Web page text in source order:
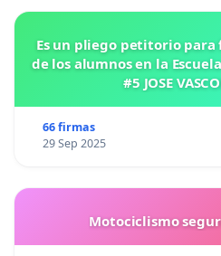
Es un pliego petitorio
de los alumnos en la
#5 JOSE
66 firmas
29 Sep 2025
Motociclismo